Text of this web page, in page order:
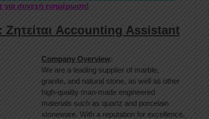
για συνεχή ενημέρωση!
Accounting Assistant
Company Overview:
We are a leading supplier of marble,
granite, and natural stone, as well as other
high-quality man-made engineered
materials such as quartz and porcelain
stoneware. With a reputation for excellence,